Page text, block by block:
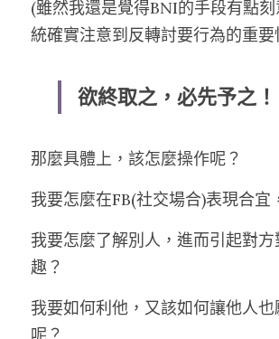
(雖然我還是覺得BNI的手段有點
統確實注意到反轉討要行為的重要
欲終取之，必先予之！
那麼具體上，該怎麼操作呢？
我要怎麼在FB(社交場合)表現合宜
我要怎麼了解別人，進而引起對
趣？
我要如何利他，又該如何讓他人